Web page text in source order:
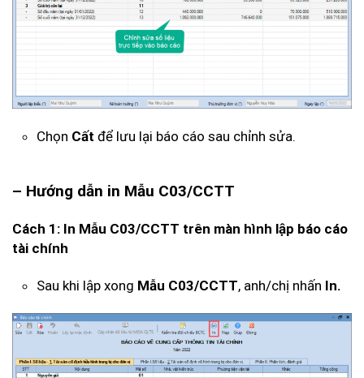
Chọn Cất để lưu lại báo cáo sau chỉnh sửa.
– Hướng dẫn in Mẫu C03/CCTT
Cách 1: In Mẫu C03/CCTT trên màn hình lập báo cáo
tài chính
Sau khi lập xong Mẫu C03/CCTT, anh/chị nhấn In.